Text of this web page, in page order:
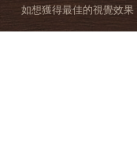
如想獲得最佳的視覺效